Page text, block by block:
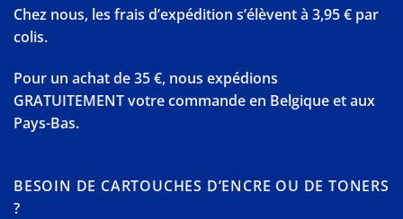
Chez nous, les frais d’expédition s’élèvent à 3,95 € par
colis.
Pour un achat de 35 €, nous expédions
GRATUITEMENT votre commande en Belgique et aux
Pays-Bas.
BESOIN DE CARTOUCHES D’ENCRE OU DE TONERS
?